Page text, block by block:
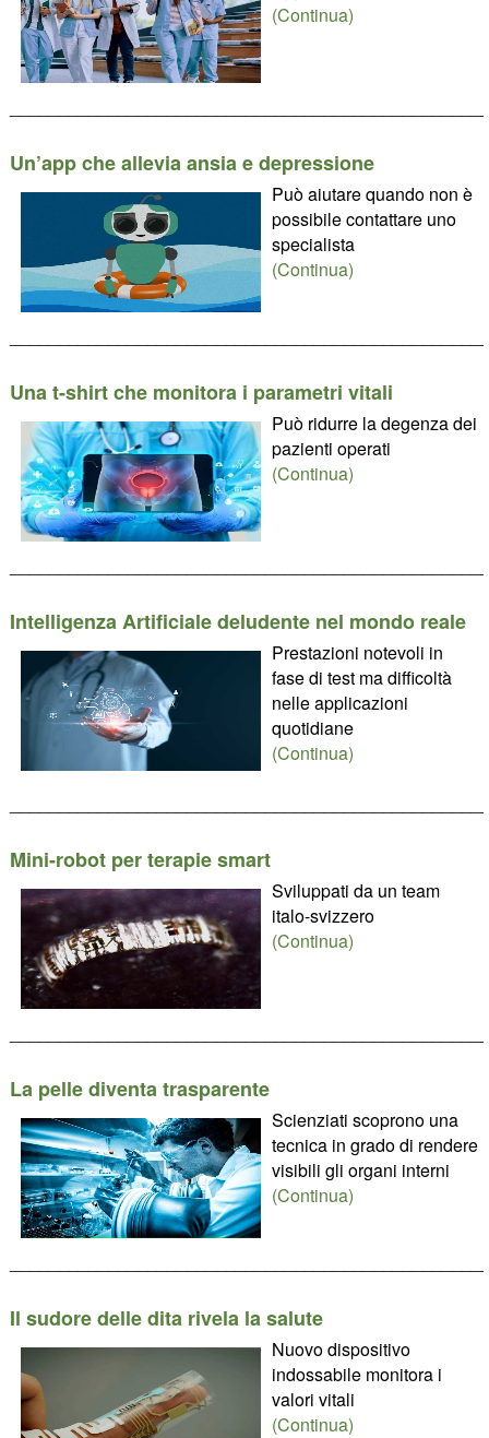
(Continua)
Un’app che allevia ansia e depressione
Può aiutare quando non è
possibile contattare uno
specialista
(Continua)
Una t-shirt che monitora i parametri vitali
Può ridurre la degenza dei
pazienti operati
(Continua)
Intelligenza Artificiale deludente nel mondo reale
Prestazioni notevoli in
fase di test ma difficoltà
nelle applicazioni
quotidiane
(Continua)
Mini-robot per terapie smart
Sviluppati da un team
italo-svizzero
(Continua)
La pelle diventa trasparente
Scienziati scoprono una
tecnica in grado di rendere
visibili gli organi interni
(Continua)
Il sudore delle dita rivela la salute
Nuovo dispositivo
indossabile monitora i
valori vitali
(Continua)